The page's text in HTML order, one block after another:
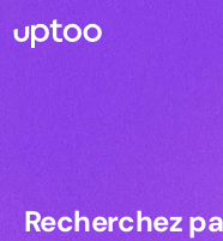
Recherchez
Recherchez